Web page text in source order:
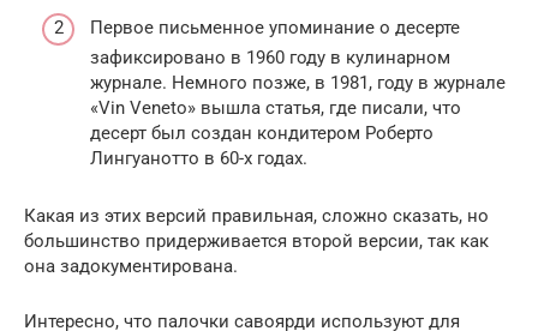
Первое письменное упоминание о десерте
зафиксировано в 1960 году в кулинарном
журнале. Немного позже, в 1981, году в журнале
«Vin Veneto» вышла статья, где писали, что
десерт был создан кондитером Роберто
Лингуанотто в 60-х годах.
Какая из этих версий правильная, сложно сказать, но
большинство придерживается второй версии, так как
она задокументирована.
Интересно, что палочки савоярди используют для